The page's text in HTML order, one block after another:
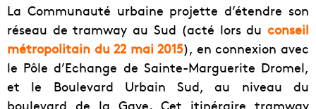
La Communauté urbaine projette d’étendre son
réseau de tramway au Sud (acté lors du conseil
métropolitain du 22 mai 2015), en connexion avec
le Pôle d’Echange de Sainte-Marguerite Dromel,
et le Boulevard Urbain Sud, au niveau du
boulevard de la Gaye. Cet itinéraire tramway